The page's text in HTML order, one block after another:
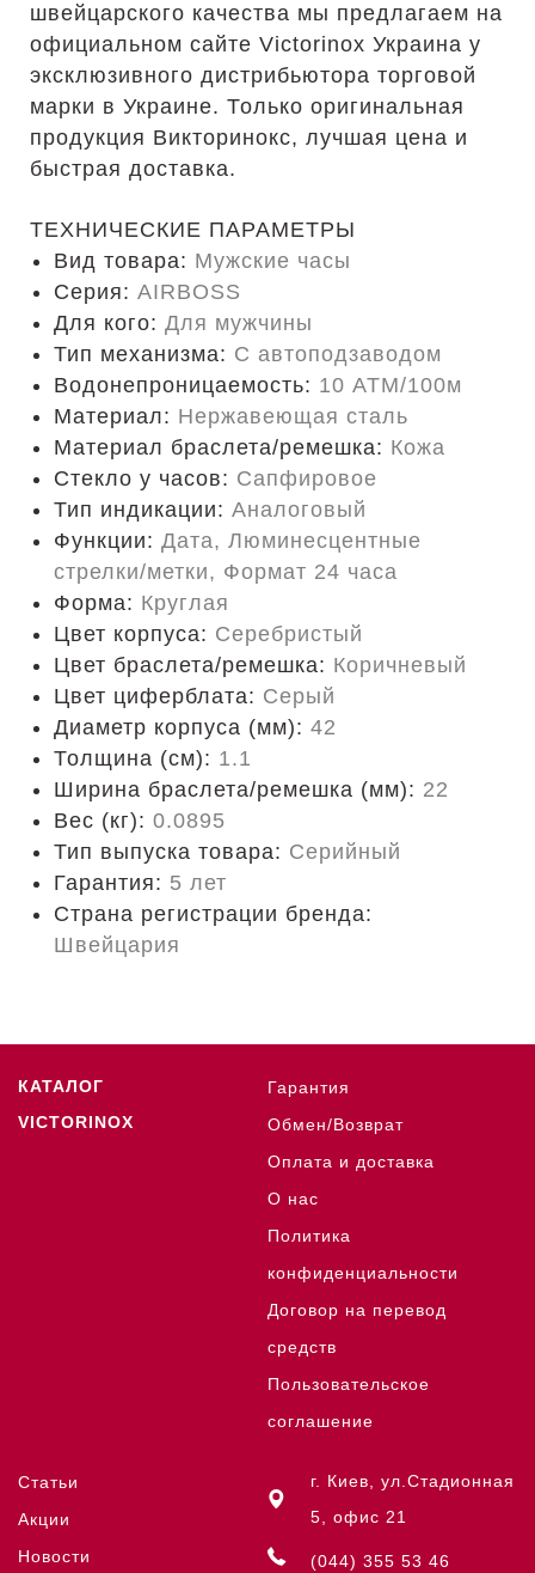
швейцарского качества мы предлагаем на
официальном сайте Victorinox Украина у
эксклюзивного дистрибьютора торговой
марки в Украине. Только оригинальная
продукция Викторинокс, лучшая цена и
быстрая доставка.
ТЕХНИЧЕСКИЕ ПАРАМЕТРЫ
Вид товара: Мужские часы
Серия: AIRBOSS
Для кого: Для мужчины
Тип механизма: С автоподзаводом
Водонепроницаемость: 10 ATM/100м
Материал: Нержавеющая сталь
Материал браслета/ремешка: Кожа
Стекло у часов: Сапфировое
Тип индикации: Аналоговый
Функции: Дата, Люминесцентные
стрелки/метки, Формат 24 часа
Форма: Круглая
Цвет корпуса: Серебристый
Цвет браслета/ремешка: Коричневый
Цвет циферблата: Серый
Диаметр корпуса (мм): 42
Толщина (см): 1.1
Ширина браслета/ремешка (мм): 22
Вес (кг): 0.0895
Тип выпуска товара: Серийный
Гарантия: 5 лет
Страна регистрации бренда:
Швейцария
КАТАЛОГ
VICTORINOX
Гарантия
Обмен/Возврат
Оплата и доставка
О нас
Политика
конфиденциальности
Договор на перевод
средств
Пользовательское
соглашение
Статьи
Акции
Новости
г. Киев, ул.Стадионная
5, офис 21
(044) 355 53 46